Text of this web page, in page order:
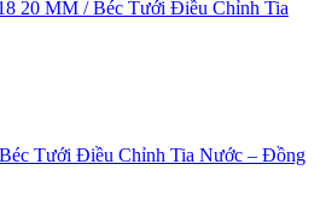
20 MM / Béc Tưới Điều Chỉnh Tia
Tưới Điều Chỉnh Tia Nước – Đồng